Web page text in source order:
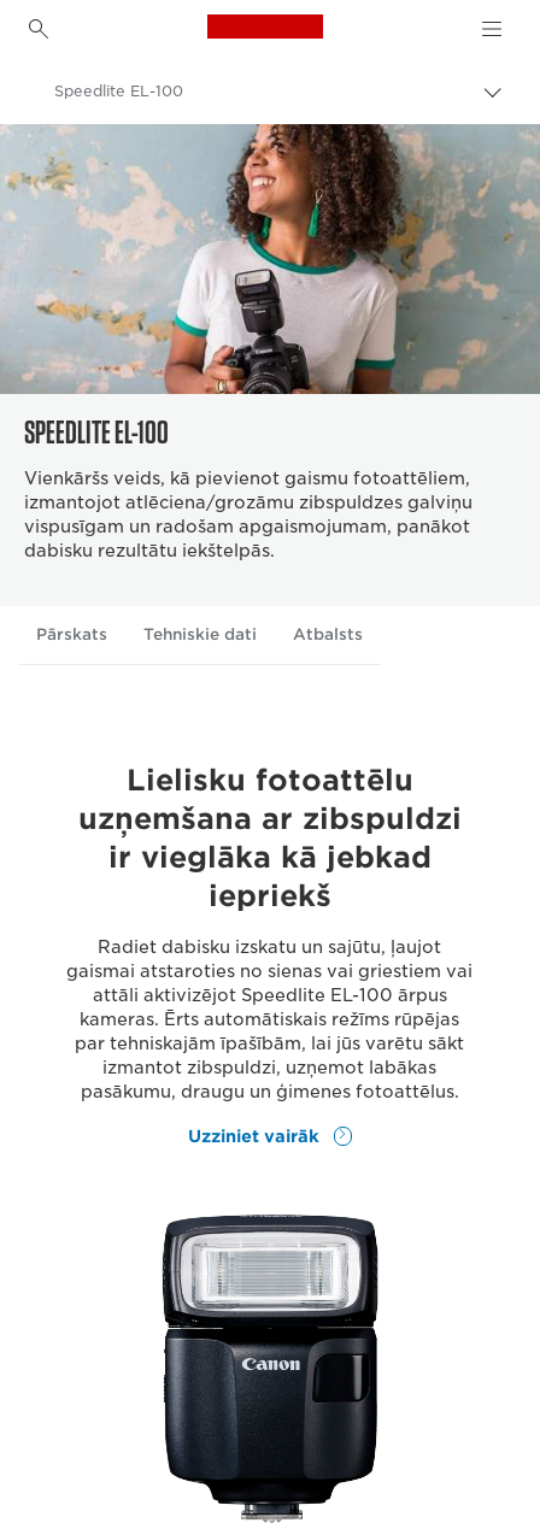
Canon Logo, back to
Canon
Digitālās kameras
Speedlite EL-100
SPEEDLITE EL-100
Vienkāršs veids, kā pievienot gaismu fotoattēliem,
izmantojot atlēciena/grozāmu zibspuldzes galviņu
vispusīgam un radošam apgaismojumam, panākot
dabisku rezultātu iekštelpās.
Pārskats Tehniskie dati Atbalsts
Lielisku fotoattēlu
uzņemšana ar zibspuldzi
ir vieglāka kā jebkad
iepriekš
Radiet dabisku izskatu un sajūtu, ļaujot
gaismai atstaroties no sienas vai griestiem vai
attāli aktivizējot Speedlite EL-100 ārpus
kameras. Ērts automātiskais režīms rūpējas
par tehniskajām īpašībām, lai jūs varētu sākt
izmantot zibspuldzi, uzņemot labākas
pasākumu, draugu un ģimenes fotoattēlus.
Uzziniet vairāk